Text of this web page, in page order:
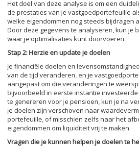
Het doel van deze analyse is om een
de prestaties van je vastgoedportefeuille
welke eigendommen nog steeds bijdragen
Door deze gegevens te analyseren, kun je
waar je optimalisaties kunt doorvoeren.
Stap 2: Herzie en update je doelen
Je financiële doelen en
van de tijd veranderen, en je
aangepast om die veranderingen te
bijvoorbeeld in eerste instantie
te genereren voor je pensioen, kun je na
je doelen zijn verschoven naar
portefeuille, of misschien zelfs naar het
eigendommen om liquiditeit vrij te maken.
Vragen die je kunnen helpen je doelen te